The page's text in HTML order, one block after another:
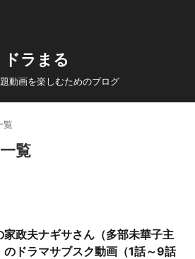
ドラまる
動画を楽しむためのブログ
覧
覧
家政夫ナギサさん（多部未華子主
のドラマサブスク動画（1話～9話